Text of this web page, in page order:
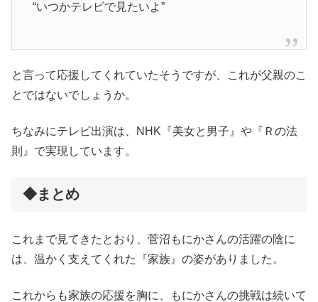
“いつかテレビで見たいよ”
と言って応援してくれていたそうですが、これが父親のこ
とではないでしょうか。
ちなみにテレビ出演は、NHK『美女と男子』や『Ｒの法
則』で実現しています。
◆まとめ
これまで見てきたとおり、菅沼もにかさんの活躍の陰に
は、温かく支えてくれた『家族』の姿がありました。
これからも家族の応援を胸に、もにかさんの挑戦は続いて